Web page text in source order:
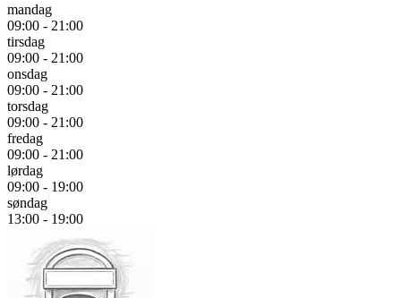
mandag
09:00 - 21:00
tirsdag
09:00 - 21:00
onsdag
09:00 - 21:00
torsdag
09:00 - 21:00
fredag
09:00 - 21:00
lørdag
09:00 - 19:00
søndag
13:00 - 19:00